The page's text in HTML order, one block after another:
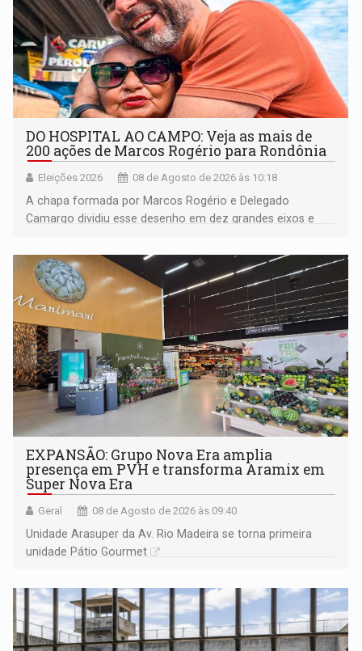
DO HOSPITAL AO CAMPO: Veja as mais de
200 ações de Marcos Rogério para Rondônia
Eleições 2026 08 de Agosto de 2026 às 10:18
A chapa formada por Marcos Rogério e Delegado
Camargo dividiu esse desenho em dez grandes eixos e
EXPANSÃO: Grupo Nova Era amplia
presença em PVH e transforma Aramix em
Super Nova Era
Geral 08 de Agosto de 2026 às 09:40
Unidade Arasuper da Av. Rio Madeira se torna primeira
unidade Pátio Gourmet